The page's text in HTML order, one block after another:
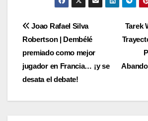
entradas
Navegación
de
entradas
Tarek
Joao Rafael Silva
Robertson | Dembélé
premiado como mejor
jugador en Francia… ¡y se
desata el debate!